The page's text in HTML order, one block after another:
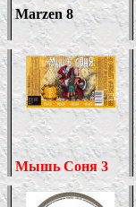
Marzen8
Мышь Соня 3